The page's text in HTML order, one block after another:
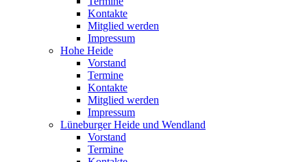
Kontakte
Mitglied werden
Impressum
Hohe Heide
Vorstand
Termine
Kontakte
Mitglied werden
Impressum
Lüneburger Heide und Wendland
Vorstand
Termine